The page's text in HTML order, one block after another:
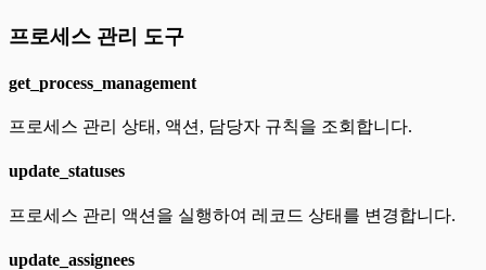
프로세스 관리 도구
get_process_management
프로세스 관리 상태, 액션, 담당자 규칙을 조회합니다.
update_statuses
프로세스 관리 액션을 실행하여 레코드 상태를 변경합니다.
update_assignees